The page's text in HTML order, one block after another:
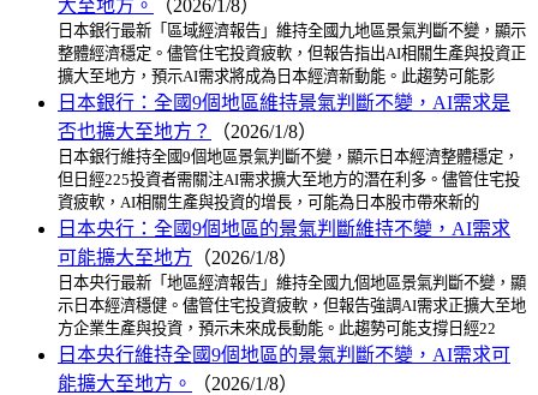
大至地方。
（2026/1/8）
日本銀行最新「區域經濟報告」維持全國九地區景氣判斷不變，顯示
整體經濟穩定。儘管住宅投資疲軟，但報告指出AI相關生產與投資正
擴大至地方，預示AI需求將成為日本經濟新動能。此趨勢可能影
日本銀行：全國9個地區維持景氣判斷不變，AI需求是
否也擴大至地方？
（2026/1/8）
日本銀行維持全國9個地區景氣判斷不變，顯示日本經濟整體穩定，
但日經225投資者需關注AI需求擴大至地方的潛在利多。儘管住宅投
資疲軟，AI相關生產與投資的增長，可能為日本股市帶來新的
日本央行：全國9個地區的景氣判斷維持不變，AI需求
可能擴大至地方 （2026/1/8）
日本央行最新「地區經濟報告」維持全國九個地區景氣判斷不變，顯
示日本經濟穩健。儘管住宅投資疲軟，但報告強調AI需求正擴大至地
方企業生產與投資，預示未來成長動能。此趨勢可能支撐日經22
日本央行維持全國9個地區的景氣判斷不變，AI需求可
能擴大至地方。
（2026/1/8）